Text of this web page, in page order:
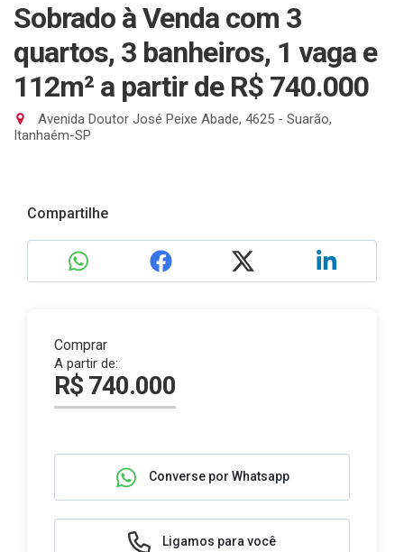
Sobrado à Venda com 3
quartos, 3 banheiros, 1 vaga e
112m² a partir de R$ 740.000
Avenida Doutor José Peixe Abade, 4625 - Suarão,
Itanhaém-SP
Compartilhe
Comprar
A partir de:
R$ 740.000
Converse por Whatsapp
Ligamos para você